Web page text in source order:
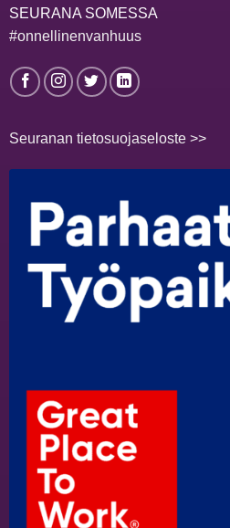
SEURANA SOMESSA
#onnellinenvanhuus
Seuranan tietosuojaseloste >>